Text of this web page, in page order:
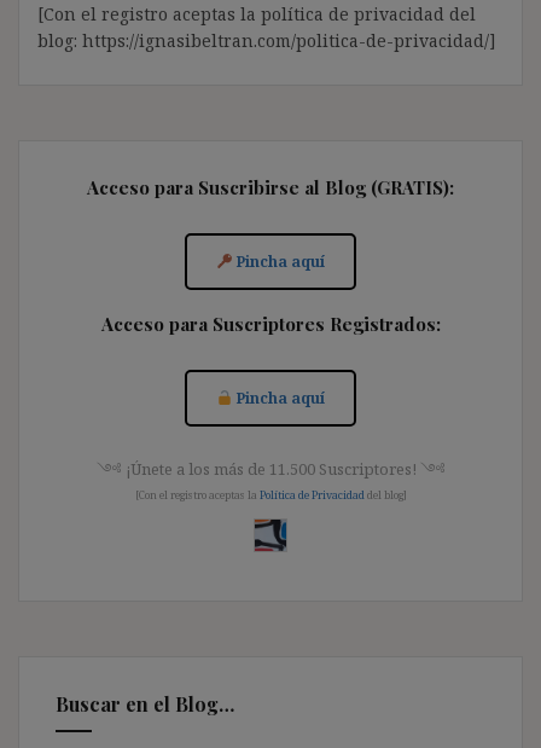
[Con el registro aceptas la política de privacidad del
blog: https://ignasibeltran.com/politica-de-privacidad/]
Acceso para Suscribirse al Blog (GRATIS):
Pincha aquí
Acceso para Suscriptores Registrados:
Pincha aquí
༺ ¡Únete a los más de 11.500 Suscriptores! ༺
[Con el registro aceptas la Política de Privacidad del blog]
Buscar en el Blog…